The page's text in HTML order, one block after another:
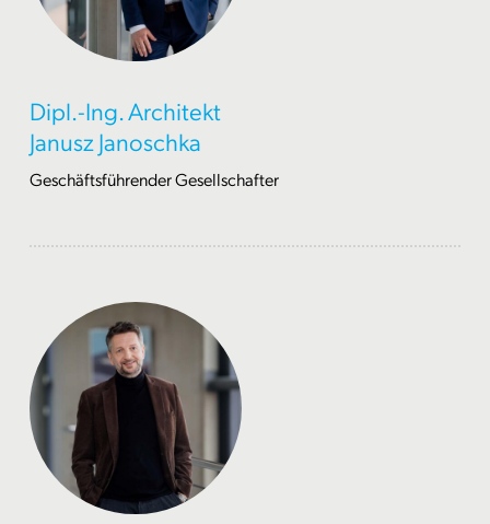
Dipl.-Ing. Architekt
Janusz Janoschka
Geschäftsführender Gesellschafter